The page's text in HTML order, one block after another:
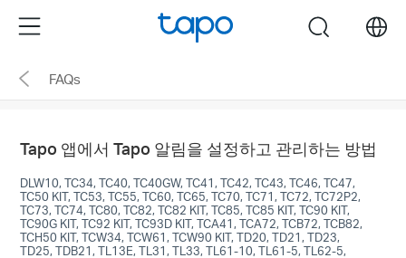
the
navigation
Menu search
FAQs
Tapo 앱에서 Tapo 알림을 설정하고 관리하는 방법
DLW10, TC34, TC40, TC40GW, TC41, TC42, TC43, TC46, TC47,
TC50 KIT, TC53, TC55, TC60, TC65, TC70, TC71, TC72, TC72P2,
TC73, TC74, TC80, TC82, TC82 KIT, TC85, TC85 KIT, TC90 KIT,
TC90G KIT, TC92 KIT, TC93D KIT, TCA41, TCA72, TCB72, TCB82,
TCH50 KIT, TCW34, TCW61, TCW90 KIT, TD20, TD21, TD23,
TD25, TDB21, TL13E, TL31, TL33, TL61-10, TL61-5, TL62-5,